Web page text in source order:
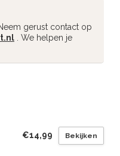
gerust contact op
. We helpen je
€14,99 Bekijken